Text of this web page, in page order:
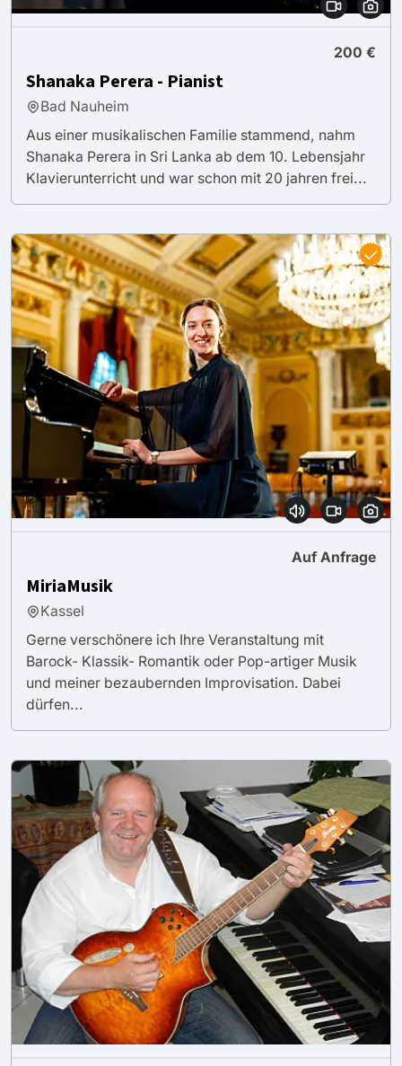
200 €
Shanaka Perera - Pianist
Bad Nauheim
Aus einer musikalischen Familie stammend, nahm
Shanaka Perera in Sri Lanka ab dem 10. Lebensjahr
Klavierunterricht und war schon mit 20 jahren frei...
Auf Anfrage
MiriaMusik
Kassel
Gerne verschönere ich Ihre Veranstaltung mit
Barock- Klassik- Romantik oder Pop-artiger Musik
und meiner bezaubernden Improvisation. Dabei
dürfen...